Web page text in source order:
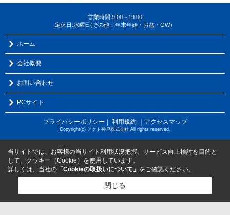
営業時間:9:00～19:00
定休日:水曜日(その他：年末年始・お盆・GW）
ホーム
会社概要
お問い合わせ
PCサイト
プライバシーポリシー 利用規約 ｜アクセスマップ
Copyright(c) アクト神戸株式会社 All rights reserved.
当サイトでは、お客様の当サイト利用状況把握、サービス向上検討を目的と
して、クッキー（Cookie）を使用しています。
詳しくは、当社の 「Cookieの取扱いについて」 をご確認ください。
閉じる